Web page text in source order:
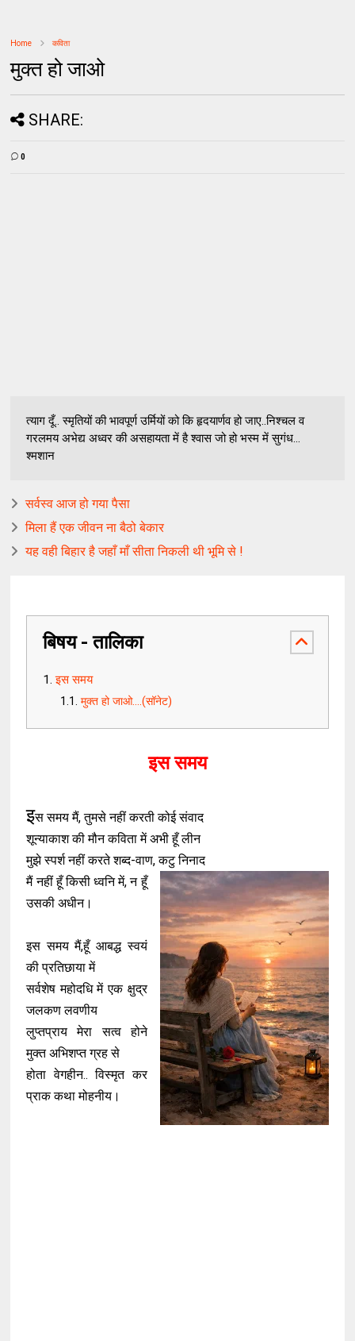
Home कविता
मुक्त हो जाओ
SHARE:
0
त्याग दूँ.. स्मृतियों की भावपूर्ण उर्मियों को कि हृदयार्णव हो जाए..निश्चल व
गरलमय अभेद्य अध्वर की असहायता में है श्वास जो हो भस्म में सुगंध...
श्मशान
सर्वस्व आज हो गया पैसा
मिला हैं एक जीवन ना बैठो बेकार
यह वही बिहार है जहाँ माँ सीता निकली थी भूमि से !
बिषय - तालिका
इस समय
मुक्त हो जाओ....(सॉनेट)
इस समय
इस समय मैं, तुमसे नहीं करती कोई संवाद
शून्याकाश की मौन कविता में अभी हूँ लीन
मुझे स्पर्श नहीं करते शब्द-वाण, कटु निनाद
मैं नहीं हूँ किसी ध्वनि में, न हूँ
उसकी अधीन।
इस समय मैं,हूँ आबद्ध स्वयं
की प्रतिछाया में
सर्वशेष महोदधि में एक क्षुद्र
जलकण लवणीय
लुप्तप्राय मेरा सत्व होने
मुक्त अभिशप्त ग्रह से
होता वेगहीन.. विस्मृत कर
प्राक कथा मोहनीय।